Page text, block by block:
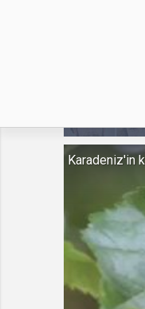
Karadeniz'in